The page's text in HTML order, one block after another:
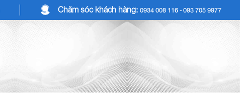
Chăm sóc khách hàng: 0934 008 116 - 093 705 9977